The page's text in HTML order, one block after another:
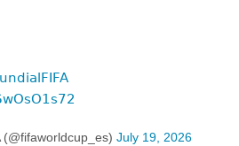
July 19, 2026